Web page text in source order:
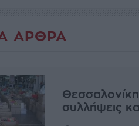
ΆΡΘΡΑ
συλλήψεις